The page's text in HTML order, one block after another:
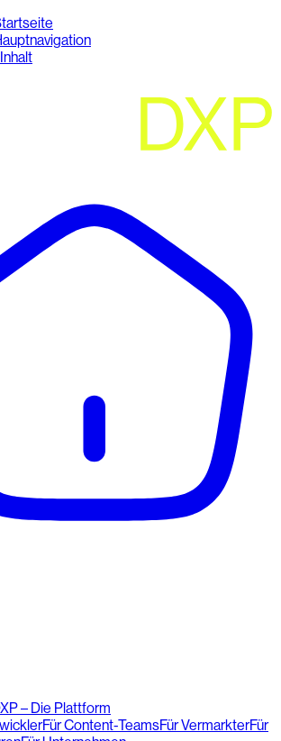
– Die Plattform
Für Content-TeamsFür VermarkterFür